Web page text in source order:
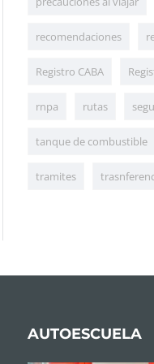
recomendaciones
Registro CABA
rnpa rutas
tanque de combustible
tramites
AUTOESCUELA